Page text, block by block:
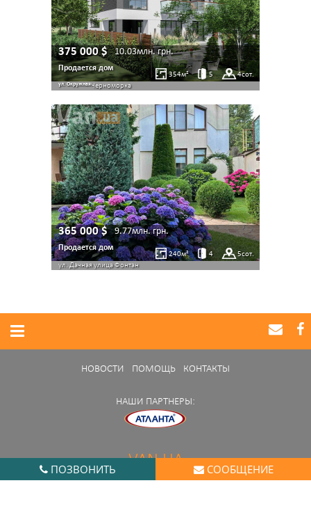
ПОЗВОНИТЬ СООБЩЕНИЕ
375 000$ 10.03млн.грн.
354м² 5 4сот.
Продается дом
ул. ОкружнаяЧерноморка
365 000$ 9.77млн.грн.
240м² 4 5сот.
Продается дом
ул. Дачная улицаФонтан
НОВОСТИ ПОМОЩЬ КОНТАКТЫ
НАШИ ПАРТНЕРЫ:
VAN.UA